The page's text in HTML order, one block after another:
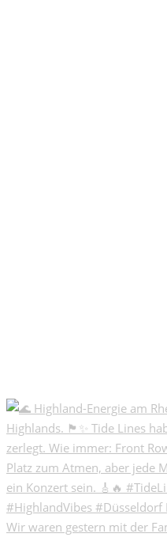
Wir waren gestern mit der